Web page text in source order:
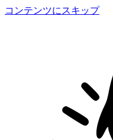
コンテンツにスキップ